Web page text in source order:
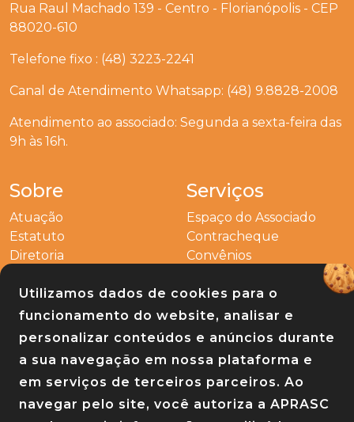
Utilizamos dados de cookies para o
funcionamento do website, analisar e
personalizar conteúdos e anúncios durante
a sua navegação em nossa plataforma e
em serviços de terceiros parceiros. Ao
navegar pelo site, você autoriza a APRASC
Rua Raul Machado 139 - Centro - Florianópolis - CEP
88020-610
Telefone fixo : (48) 3223-2241
Canal de Atendimento Whatsapp: (48) 9.8828-2008
Atendimento ao associado: Segunda a sexta-feira das
9h às 16h.
Sobre
Atuação
Estatuto
Diretoria
Serviços
Espaço do Associado
Contracheque
Convênios
Outros
Entre em contato
Links
Baixe nosso app